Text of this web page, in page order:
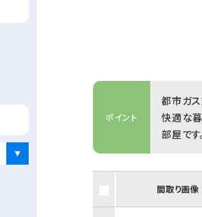
ポイント
都市ガ
快適な
部屋です
間取り画像